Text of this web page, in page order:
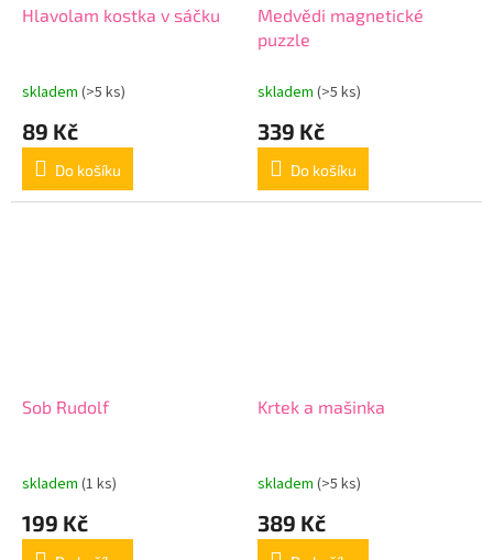
Hlavolam kostka v sáčku
skladem (>5 ks)
89 Kč
Do košíku
Medvědi magnetické
puzzle
skladem (>5 ks)
339 Kč
Do košíku
Sob Rudolf
skladem (1 ks)
199 Kč
Krtek a mašinka
skladem (>5 ks)
389 Kč